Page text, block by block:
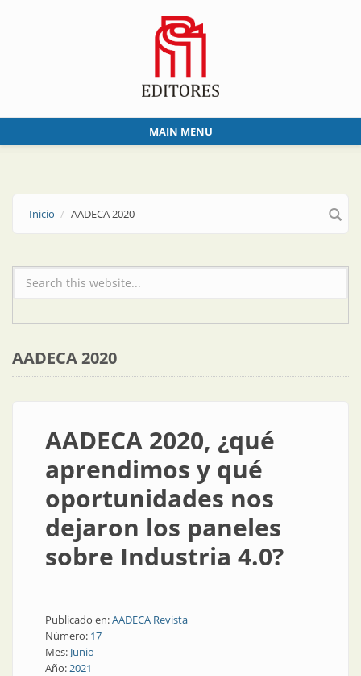
MAIN MENU
Inicio AADECA 2020
Formulario de búsqueda
AADECA 2020
AADECA 2020, ¿qué
aprendimos y qué
oportunidades nos
dejaron los paneles
sobre Industria 4.0?
Publicado en:AADECA Revista
Número: 17
Mes: Junio
Año:2021